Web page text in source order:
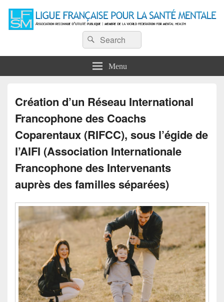
Ligue Française pour la Santé
Mentale
Association reconnue d'utilité publique : Membre de la World Federation for
Mental Health
Recherche :
Rechercher
Menu
Création d’un Réseau International
Francophone des Coachs
Coparentaux (RIFCC), sous l’égide de
l’AIFI (Association Internationale
Francophone des Intervenants
auprès des familles séparées)